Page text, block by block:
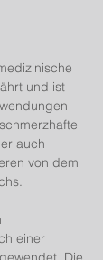
und ist
auch
von dem
einer